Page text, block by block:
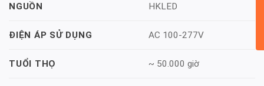
NGUỒN HKLED
ĐIỆN ÁP SỬ DỤNG AC 100-277V
TUỔI THỌ ~ 50.000 giờ